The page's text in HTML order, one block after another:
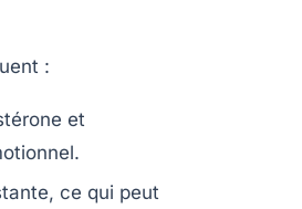
:
et
ce qui peut